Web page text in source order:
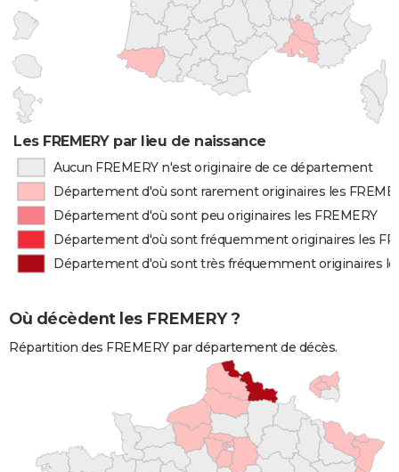
Les FREMERY par lieu de naissance
Aucun FREMERY n'est originaire de ce département
Département d'où sont rarement originaires les
Département d'où sont peu originaires les FREMERY
Département d'où sont fréquemment originaires les
Département d'où sont très fréquemment originaires
Où décèdent les FREMERY ?
Répartition des FREMERY par département de décès.